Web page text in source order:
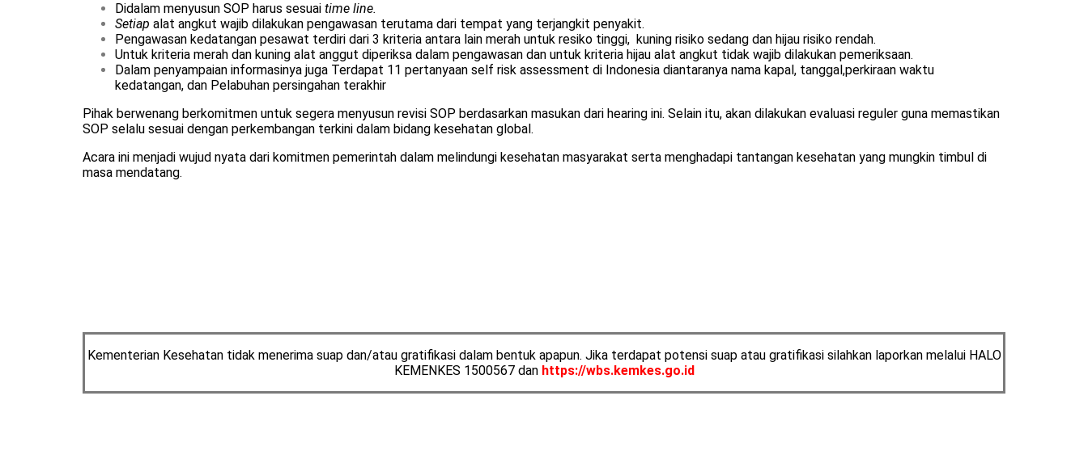
Didalam menyusun SOP harus sesuai time line.
Setiap alat angkut wajib dilakukan pengawasan terutama dari tempat yang terjangkit penyakit.
Pengawasan kedatangan pesawat terdiri dari 3 kriteria antara lain merah untuk resiko tinggi, kuning risiko sedang dan hijau risiko rendah.
Untuk kriteria merah dan kuning alat anggut diperiksa dalam pengawasan dan untuk kriteria hijau alat angkut tidak wajib dilakukan pemeriksaan.
Dalam penyampaian informasinya juga Terdapat 11 pertanyaan self risk assessment di Indonesia diantaranya nama kapal, tanggal,perkiraan waktu
kedatangan, dan Pelabuhan persingahan terakhir
Pihak berwenang berkomitmen untuk segera menyusun revisi SOP berdasarkan masukan dari hearing ini. Selain itu, akan dilakukan evaluasi reguler guna memastikan
SOP selalu sesuai dengan perkembangan terkini dalam bidang kesehatan global.
Acara ini menjadi wujud nyata dari komitmen pemerintah dalam melindungi kesehatan masyarakat serta menghadapi tantangan kesehatan yang mungkin timbul di
masa mendatang.
Kementerian Kesehatan tidak menerima suap dan/atau gratifikasi dalam bentuk apapun. Jika terdapat potensi suap atau gratifikasi silahkan laporkan melalui HALO
KEMENKES 1500567 dan https://wbs.kemkes.go.id